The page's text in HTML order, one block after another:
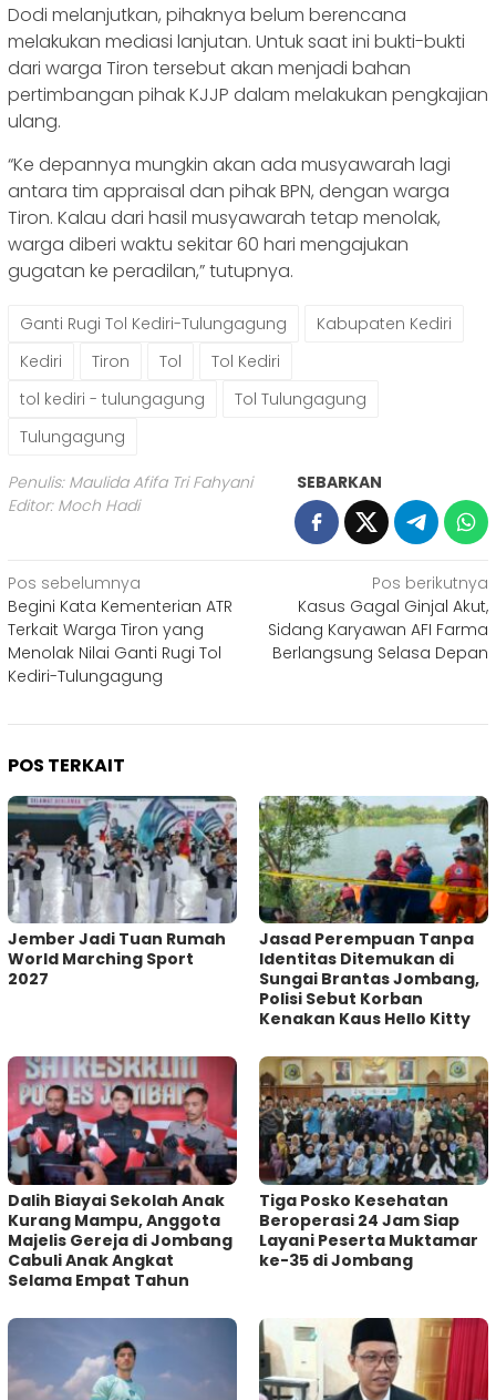
Dodi melanjutkan, pihaknya belum berencana
melakukan mediasi lanjutan. Untuk saat ini bukti-bukti
dari warga Tiron tersebut akan menjadi bahan
pertimbangan pihak KJJP dalam melakukan pengkajian
ulang.
“Ke depannya mungkin akan ada musyawarah lagi
antara tim appraisal dan pihak BPN, dengan warga
Tiron. Kalau dari hasil musyawarah tetap menolak,
warga diberi waktu sekitar 60 hari mengajukan
gugatan ke peradilan,” tutupnya.
Ganti Rugi Tol Kediri-Tulungagung
Kabupaten Kediri
Kediri
Tiron Tol
Tol Kediri
tol kediri - tulungagung
Tol Tulungagung
Tulungagung
Penulis: Maulida Afifa Tri Fahyani
Editor: Moch Hadi
SEBARKAN
Navigasi
pos
Pos sebelumnya
Begini Kata Kementerian ATR
Terkait Warga Tiron yang
Menolak Nilai Ganti Rugi Tol
Kediri-Tulungagung
Pos berikutnya
Kasus Gagal Ginjal Akut,
Sidang Karyawan AFI Farma
Berlangsung Selasa Depan
POS TERKAIT
Jember Jadi Tuan Rumah
World Marching Sport
2027
Jasad Perempuan Tanpa
Identitas Ditemukan di
Sungai Brantas Jombang,
Polisi Sebut Korban
Kenakan Kaus Hello Kitty
Dalih Biayai Sekolah Anak
Kurang Mampu, Anggota
Majelis Gereja di Jombang
Cabuli Anak Angkat
Selama Empat Tahun
Tiga Posko Kesehatan
Beroperasi 24 Jam Siap
Layani Peserta Muktamar
ke-35 di Jombang